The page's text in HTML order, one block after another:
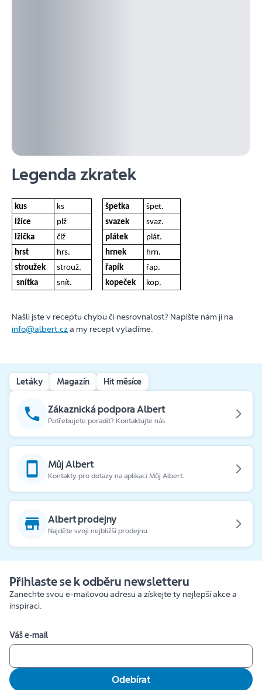
Legenda zkratek
kus ks špetka
špet.
lžíce
plž svazek
svaz.
lžička
člž plátek
plát.
hrst
hrs. hrnek
hrn.
stroužek
strouž. řapík
řap.
snítka
snít. kopeček kop.
Našli jste v receptu chybu či nesrovnalost? Napište nám ji na
info@albert.cza my recept vyladíme.
Letáky Magazín Hit měsíce
Zákaznická podpora Albert
Potřebujete poradit? Kontaktujte nás.
Můj Albert
Kontakty pro dotazy na aplikaci Můj Albert.
Albert prodejny
Najděte svoji nejbližší prodejnu.
Přihlaste se k odběru newsletteru
Zanechte svou e-mailovou adresu a získejte ty nejlepší akce a
inspiraci.
Váš e-mail
Odebírat